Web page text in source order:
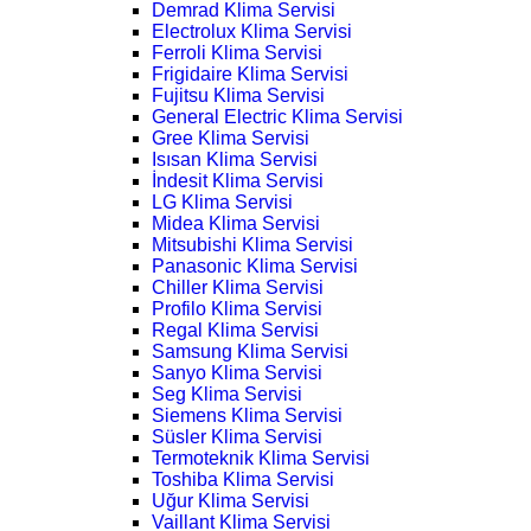
Demrad Klima Servisi
Electrolux Klima Servisi
Ferroli Klima Servisi
Frigidaire Klima Servisi
Fujitsu Klima Servisi
General Electric Klima Servisi
Gree Klima Servisi
Isısan Klima Servisi
İndesit Klima Servisi
LG Klima Servisi
Midea Klima Servisi
Mitsubishi Klima Servisi
Panasonic Klima Servisi
Chiller Klima Servisi
Profilo Klima Servisi
Regal Klima Servisi
Samsung Klima Servisi
Sanyo Klima Servisi
Seg Klima Servisi
Siemens Klima Servisi
Süsler Klima Servisi
Termoteknik Klima Servisi
Toshiba Klima Servisi
Uğur Klima Servisi
Vaillant Klima Servisi